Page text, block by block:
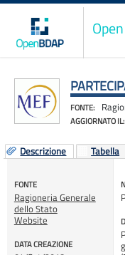
Open
FONTE:
AGGIORNATO IL:
Descrizione Tabella
FONTE
Ragioneria Generale
dello Stato
Website
DATA CREAZIONE